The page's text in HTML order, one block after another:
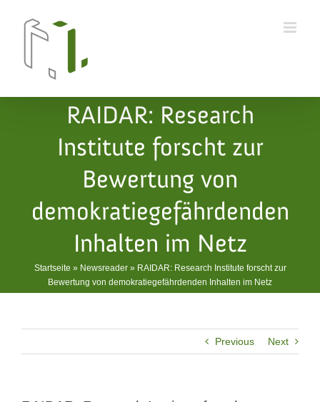
RAIDAR: Research
Institute forscht zur
Bewertung von
demokratiegefährdenden
Inhalten im Netz
Startseite » Newsreader» RAIDAR: Research Institute forscht zur
Bewertung von demokratiegefährdenden Inhalten im Netz
Previous Next